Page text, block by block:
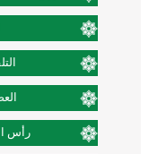
رأس